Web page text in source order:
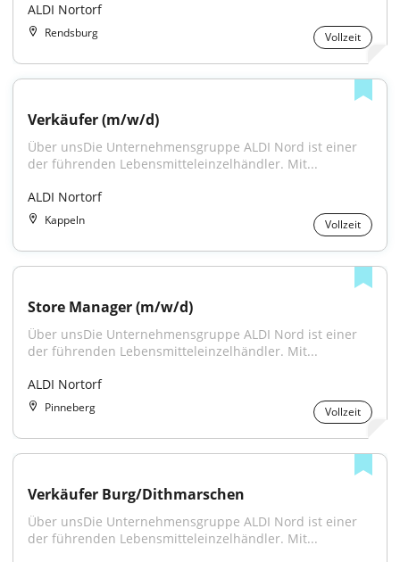
ALDI Nortorf
Rendsburg Vollzeit
Verkäufer (m/w/d)
Über unsDie Unternehmensgruppe ALDI Nord ist einer
der führenden Lebensmitteleinzelhändler. Mit...
ALDI Nortorf
Kappeln Vollzeit
Store Manager (m/w/d)
Über unsDie Unternehmensgruppe ALDI Nord ist einer
der führenden Lebensmitteleinzelhändler. Mit...
ALDI Nortorf
Pinneberg Vollzeit
Verkäufer Burg/Dithmarschen
Über unsDie Unternehmensgruppe ALDI Nord ist einer
der führenden Lebensmitteleinzelhändler. Mit...